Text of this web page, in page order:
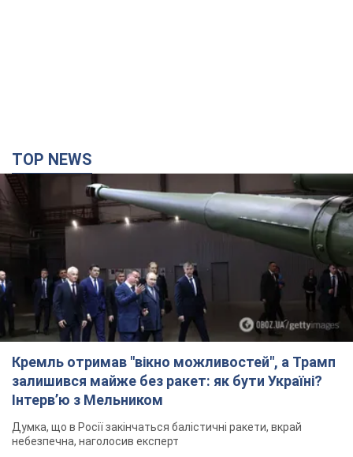
TOP NEWS
Кремль отримав "вікно можливостей", а Трамп
залишився майже без ракет: як бути Україні?
Інтерв’ю з Мельником
Думка, що в Росії закінчаться балістичні ракети, вкрай
небезпечна, наголосив експерт